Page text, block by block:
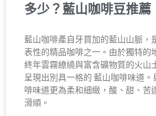
多少？藍山咖啡豆推薦
藍山咖啡產自牙買加的藍山山脈，
表性的精品咖啡之一。由於獨特的
終年雲霧繚繞與富含礦物質的火山
呈現出別具一格的 藍山咖啡味道
啡味道更為柔和細緻，酸、甜、苦
滑順。